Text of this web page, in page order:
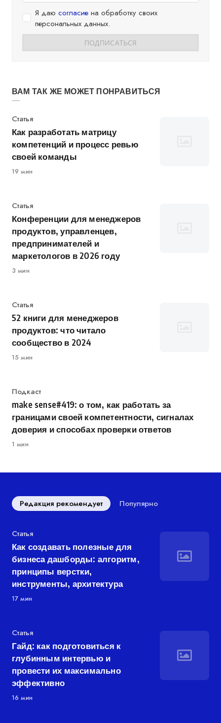
Я даю согласие на обработку своих
персональных данных.
ВАМ ТАК ЖЕ МОЖЕТ ПОНРАВИТЬСЯ
Категория
Статья
Как разработать матрицу
компетенций и процесс ревью
своей команды
19 мин
Категория
Статья
Конференции для менеджеров
продуктов, управленцев,
предпринимателей и
маркетологов в 2026 году
3 мин
Категория
Статья
52 книги для менеджеров
продуктов: что читало
сообщество в 2024
15 мин
Категория
Подкаст
make sense#419: о том, как работать за
границами своей компетентности, сигналах
доверия и способах проверки ответов
1 мин
Редакция рекомендует Популярно
Категория
Статья
Как создавать полезные для
бизнеса дашборды: алгоритм,
принципы верстки,
инструменты, архитектура
17 мин
Категория
Статья
Гайд: как подготовиться к
глубинным интервью и
провести их максимально
эффективно
16 мин